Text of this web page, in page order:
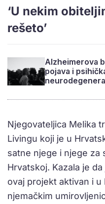
‘U nekim
rešeto’
Alzheimerova
pojava i
Njegovateljica Melika
Livingu koji je u
satne njege i njege za
Hrvatskoj. Kazala je
ovaj projekt aktivan i
njemačkim